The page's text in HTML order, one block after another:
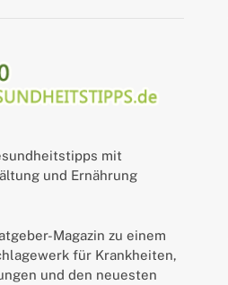
mit
und Ernährung
Magazin zu einem
für Krankheiten,
und den neuesten